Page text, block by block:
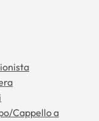
Cappello a